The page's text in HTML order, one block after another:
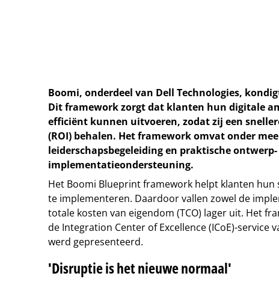
Boomi, onderdeel van Dell Technologies,
Dit framework zorgt dat klanten hun digitale
efficiënt kunnen uitvoeren, zodat zij een
(ROI) behalen. Het framework omvat onder
leiderschapsbegeleiding en praktische ontwerp-
implementatieondersteuning.
Het Boomi Blueprint framework helpt klanten
te implementeren. Daardoor vallen zowel de
totale kosten van eigendom (TCO) lager uit. Het
de Integration Center of Excellence (ICoE)-service
werd gepresenteerd.
'Disruptie is het nieuwe normaal'